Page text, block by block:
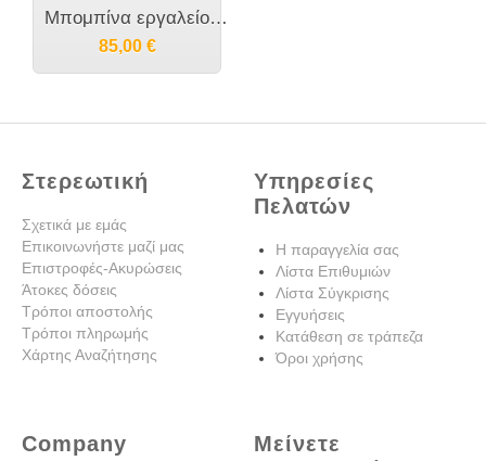
Μπομπίνα εργαλείου MAKITA 6825 - 517328-4
85,00 €
Στερεωτική
Σχετικά με εμάς
Επικοινωνήστε μαζί μας
Επιστροφές-Ακυρώσεις
Άτοκες δόσεις
Τρόποι αποστολής
Τρόποι πληρωμής
Χάρτης Αναζήτησης
Υπηρεσίες
Πελατών
Η παραγγελία σας
Λίστα Επιθυμιών
Λίστα Σύγκρισης
Εγγυήσεις
Κατάθεση σε τράπεζα
Όροι χρήσης
Company
Μείνετε